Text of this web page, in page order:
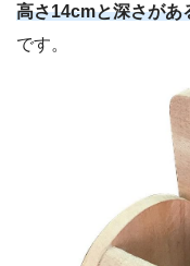
高さ14cmと深さがあ
です。